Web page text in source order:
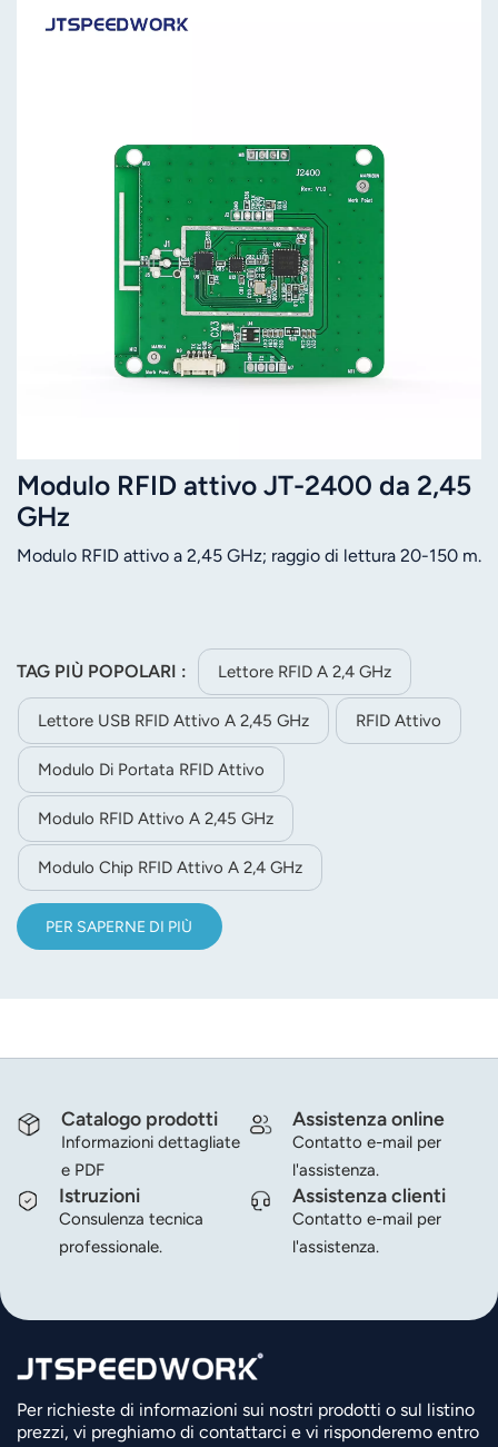
Modulo RFID attivo JT-2400 da 2,45
GHz
Modulo RFID attivo a 2,45 GHz; raggio di lettura 20-150 m.
TAG PIÙ POPOLARI : Lettore RFID A 2,4 GHz
Lettore USB RFID Attivo A 2,45 GHz RFID Attivo
Modulo Di Portata RFID Attivo
Modulo RFID Attivo A 2,45 GHz
Modulo Chip RFID Attivo A 2,4 GHz
PER SAPERNE DI PIÙ
Catalogo prodotti
Informazioni dettagliate
e PDF
Assistenza online
Contatto e-mail per
l'assistenza.
Istruzioni
Consulenza tecnica
professionale.
Assistenza clienti
Contatto e-mail per
l'assistenza.
Per richieste di informazioni sui nostri prodotti o sul listino
prezzi, vi preghiamo di contattarci e vi risponderemo entro